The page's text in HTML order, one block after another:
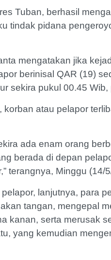
Tuban, berhasil
tindak pidana
mengatakan jika
berinisal QAR (19)
sekira pukul 00.45
atau pelapor
ada enam orang
berada di depan
terangnya, Minggu (14/
lanjutnya, para
tangan, mengepal
kanan, serta merusak
yang kemudian